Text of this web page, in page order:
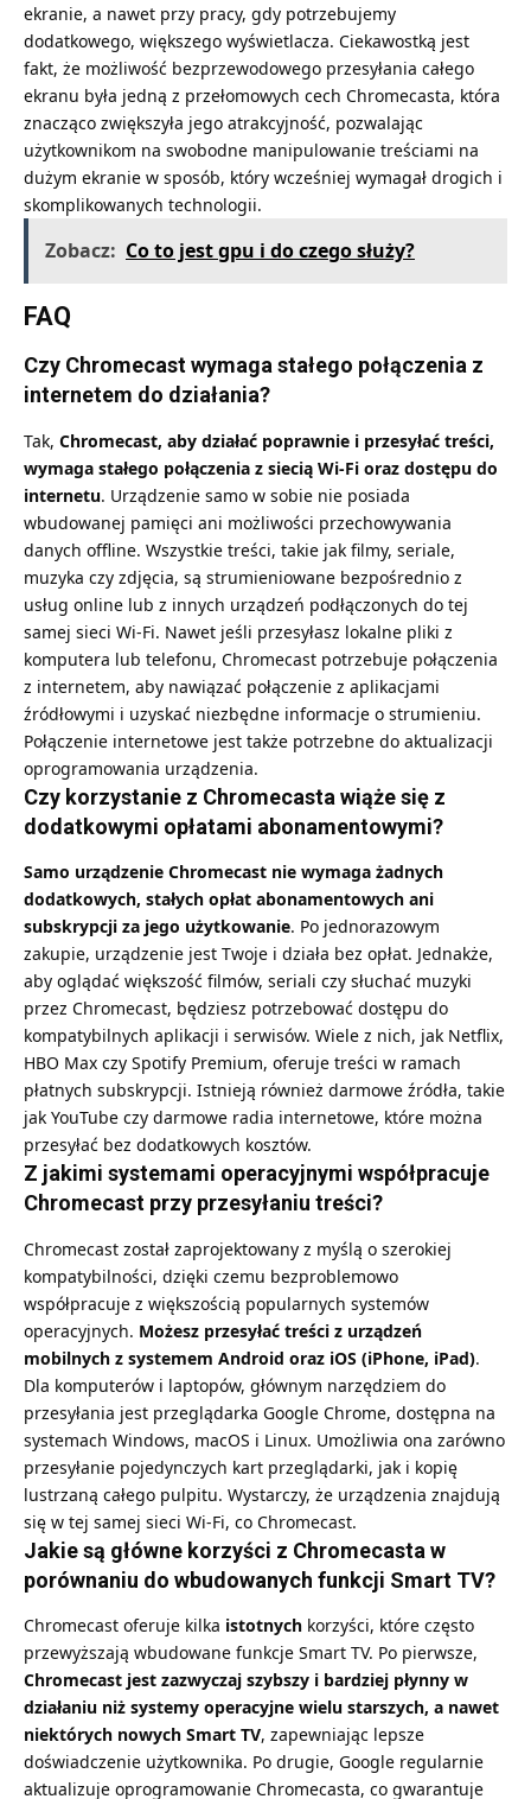
ekranie, a nawet przy pracy, gdy potrzebujemy
dodatkowego, większego wyświetlacza. Ciekawostką jest
fakt, że możliwość bezprzewodowego przesyłania całego
ekranu była jedną z przełomowych cech Chromecasta, która
znacząco zwiększyła jego atrakcyjność, pozwalając
użytkownikom na swobodne manipulowanie treściami na
dużym ekranie w sposób, który wcześniej wymagał drogich i
skomplikowanych technologii.
Zobacz: Co to jest gpu i do czego służy?
FAQ
Czy Chromecast wymaga stałego połączenia z
internetem do działania?
Tak, Chromecast, aby działać poprawnie i przesyłać treści,
wymaga stałego połączenia z siecią Wi-Fi oraz dostępu do
internetu. Urządzenie samo w sobie nie posiada
wbudowanej pamięci ani możliwości przechowywania
danych offline. Wszystkie treści, takie jak filmy, seriale,
muzyka czy zdjęcia, są strumieniowane bezpośrednio z
usług online lub z innych urządzeń podłączonych do tej
samej sieci Wi-Fi. Nawet jeśli przesyłasz lokalne pliki z
komputera lub telefonu, Chromecast potrzebuje połączenia
z internetem, aby nawiązać połączenie z aplikacjami
źródłowymi i uzyskać niezbędne informacje o strumieniu.
Połączenie internetowe jest także potrzebne do aktualizacji
oprogramowania urządzenia.
Czy korzystanie z Chromecasta wiąże się z
dodatkowymi opłatami abonamentowymi?
Samo urządzenie Chromecast nie wymaga żadnych
dodatkowych, stałych opłat abonamentowych ani
subskrypcji za jego użytkowanie. Po jednorazowym
zakupie, urządzenie jest Twoje i działa bez opłat. Jednakże,
aby oglądać większość filmów, seriali czy słuchać muzyki
przez Chromecast, będziesz potrzebować dostępu do
kompatybilnych aplikacji i serwisów. Wiele z nich, jak Netflix,
HBO Max czy Spotify Premium, oferuje treści w ramach
płatnych subskrypcji. Istnieją również darmowe źródła, takie
jak YouTube czy darmowe radia internetowe, które można
przesyłać bez dodatkowych kosztów.
Z jakimi systemami operacyjnymi współpracuje
Chromecast przy przesyłaniu treści?
Chromecast został zaprojektowany z myślą o szerokiej
kompatybilności, dzięki czemu bezproblemowo
współpracuje z większością popularnych systemów
operacyjnych. Możesz przesyłać treści z urządzeń
mobilnych z systemem Android oraz iOS (iPhone, iPad).
Dla komputerów i laptopów, głównym narzędziem do
przesyłania jest przeglądarka Google Chrome, dostępna na
systemach Windows, macOS i Linux. Umożliwia ona zarówno
przesyłanie pojedynczych kart przeglądarki, jak i kopię
lustrzaną całego pulpitu. Wystarczy, że urządzenia znajdują
się w tej samej sieci Wi-Fi, co Chromecast.
Jakie są główne korzyści z Chromecasta w
porównaniu do wbudowanych funkcji Smart TV?
Chromecast oferuje kilka istotnych korzyści, które często
przewyższają wbudowane funkcje Smart TV. Po pierwsze,
Chromecast jest zazwyczaj szybszy i bardziej płynny w
działaniu niż systemy operacyjne wielu starszych, a nawet
niektórych nowych Smart TV, zapewniając lepsze
doświadczenie użytkownika. Po drugie, Google regularnie
aktualizuje oprogramowanie Chromecasta, co gwarantuje